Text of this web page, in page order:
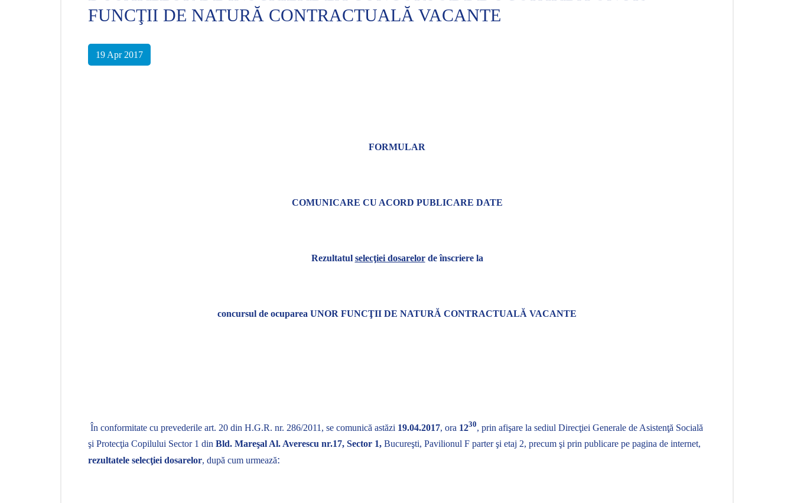
FUNCŢII DE NATURĂ CONTRACTUALĂ VACANTE
19 Apr 2017
FORMULAR
COMUNICARE CU ACORD PUBLICARE DATE
Rezultatul selecţiei dosarelorde înscriere la
concursul de ocuparea UNOR FUNCŢII DE NATURĂ CONTRACTUALĂ VACANTE
În conformitate cu prevederile art. 20 din H.G.R. nr. 286/2011, se comunică astăzi 19.04.2017, ora 1230, prin afişare la sediul Direcţiei Generale de Asistenţă Socială
şi Protecţia Copilului Sector 1 din Bld. Mareşal Al. Averescu nr.17, Sector 1, Bucureşti, Pavilionul F parter şi etaj 2, precum şi prin publicare pe pagina de internet,
rezultatele selecţiei dosarelor, după cum urmează: